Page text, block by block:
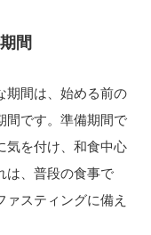
間
期間は、始める前の
間です。準備期間で
気を付け、和食中心
は、普段の食事で
スティングに備え